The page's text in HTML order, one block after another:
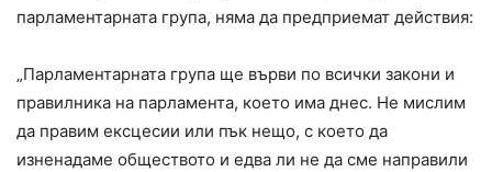
парламентарната група, няма да предприемат действия:
„Парламентарната група ще върви по всички закони и
правилника на парламента, което има днес. Не мислим
да правим ексцесии или пък нещо, с което да
изненадаме обществото и едва ли не да сме направили